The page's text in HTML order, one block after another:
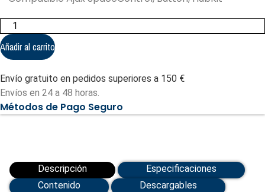
Pila
de
botón
CR2032
(BATT-
CR2032)
cantidad
Añadir al carrito
Envío gratuito en pedidos superiores a 150 €
Envíos en 24 a 48 horas.
Métodos de Pago Seguro
Descripción
Especificaciones
Contenido
Descargables